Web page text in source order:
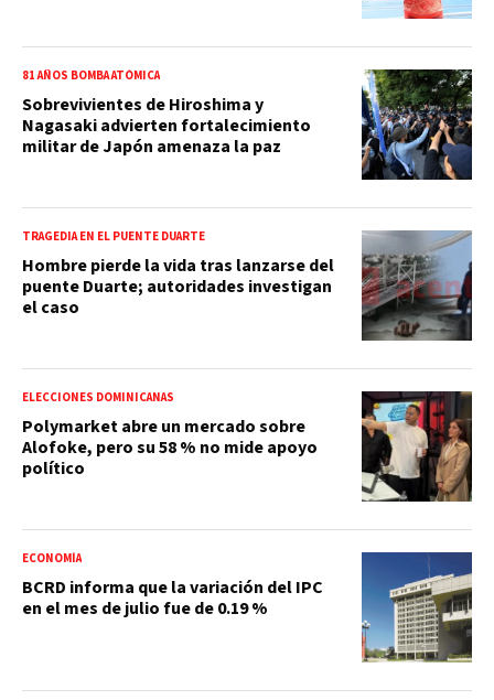
81 AÑOS BOMBA ATÓMICA
Sobrevivientes de Hiroshima y
Nagasaki advierten fortalecimiento
militar de Japón amenaza la paz
TRAGEDIA EN EL PUENTE DUARTE
Hombre pierde la vida tras lanzarse del
puente Duarte; autoridades investigan
el caso
ELECCIONES DOMINICANAS
Polymarket abre un mercado sobre
Alofoke, pero su 58 % no mide apoyo
político
ECONOMÍA
BCRD informa que la variación del IPC
en el mes de julio fue de 0.19 %